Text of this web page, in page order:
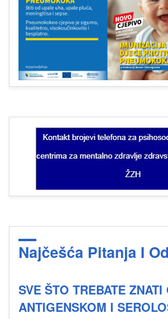
Najčešća Pitanja I
SVE ŠTO TREBATE
ANTIGENSKOM I